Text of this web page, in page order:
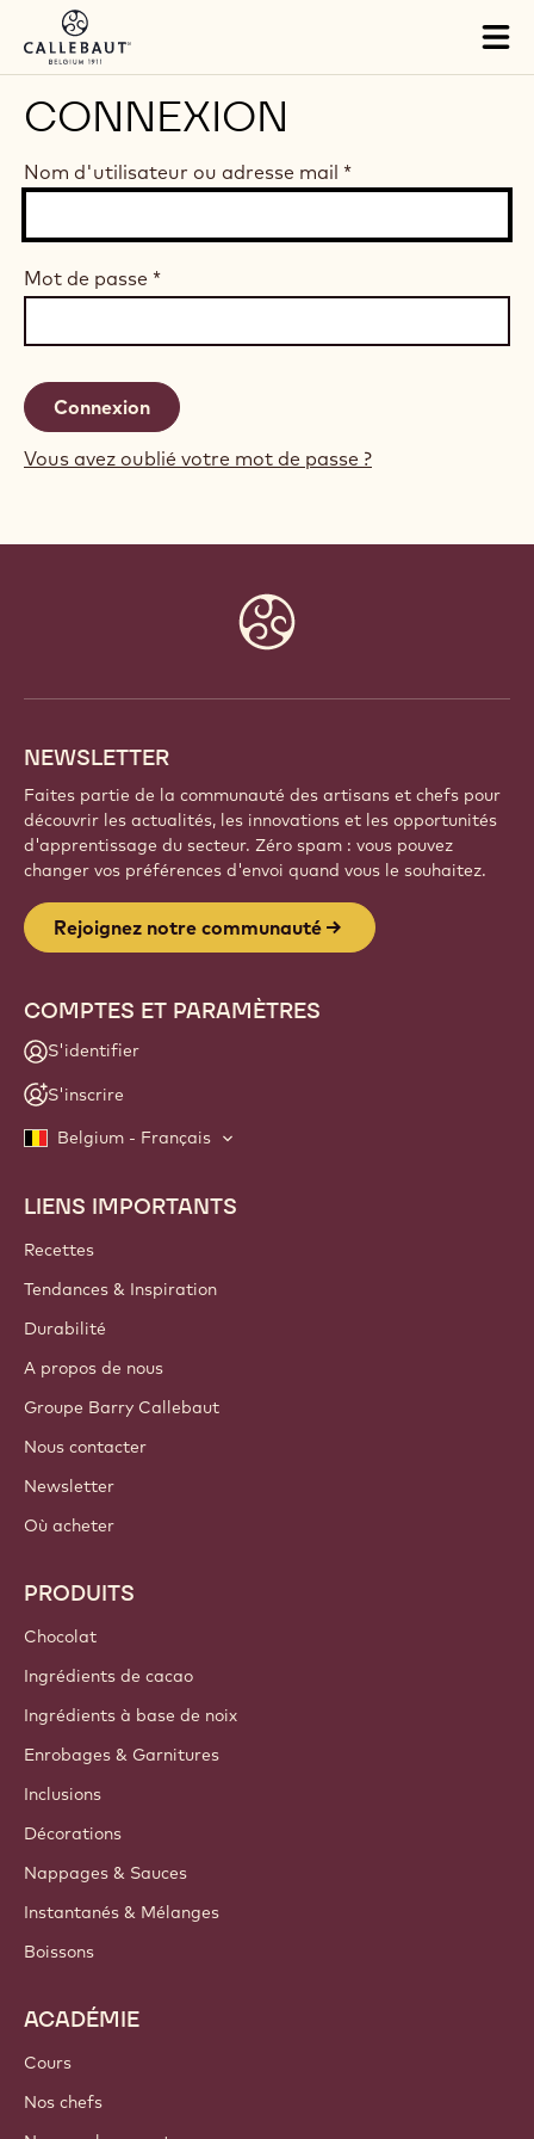
Skip to main content
CONNEXION
Nom d'utilisateur ou adresse mail *
Mot de passe *
Vous avez oublié votre mot de passe ?
NEWSLETTER
Faites partie de la communauté des artisans et chefs pour
découvrir les actualités, les innovations et les opportunités
d'apprentissage du secteur. Zéro spam : vous pouvez
changer vos préférences d'envoi quand vous le souhaitez.
Rejoignez notre communauté
COMPTES ET PARAMÈTRES
S'identifier
S'inscrire
Belgium - Français
Footer
Callebaut
LIENS IMPORTANTS
Recettes
Tendances & Inspiration
Durabilité
A propos de nous
Groupe Barry Callebaut
Nous contacter
Newsletter
Où acheter
PRODUITS
Chocolat
Ingrédients de cacao
Ingrédients à base de noix
Enrobages & Garnitures
Inclusions
Décorations
Nappages & Sauces
Instantanés & Mélanges
Boissons
ACADÉMIE
Cours
Nos chefs